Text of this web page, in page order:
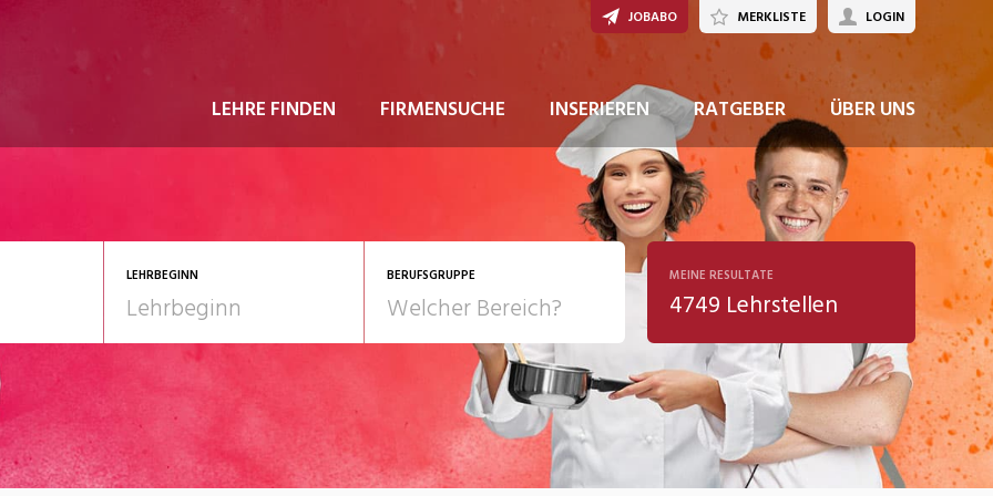
LEHRE FINDEN FIRMENSUCHE INSERIEREN RATGEBER ÜBER UNS
JOBABO MERKLISTE LOGIN
LEHRBEGINN BERUFSGRUPPE
Gesundheit/Pflege/Soziales
Telco
Kultur
MEINE RESULTATE
4749 Lehrstellen
JETZT BEWERBEN